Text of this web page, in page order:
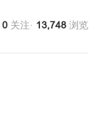
0 关注· 13,748 浏览